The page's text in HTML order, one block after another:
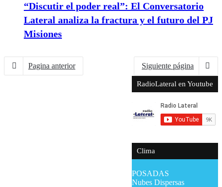
“Discutir el poder real”: El Conversatorio
Lateral analiza la fractura y el futuro del PJ
Misiones
Pagina anterior Siguiente página
RadioLateral en Youtube
Clima
POSADAS
Nubes Dispersas